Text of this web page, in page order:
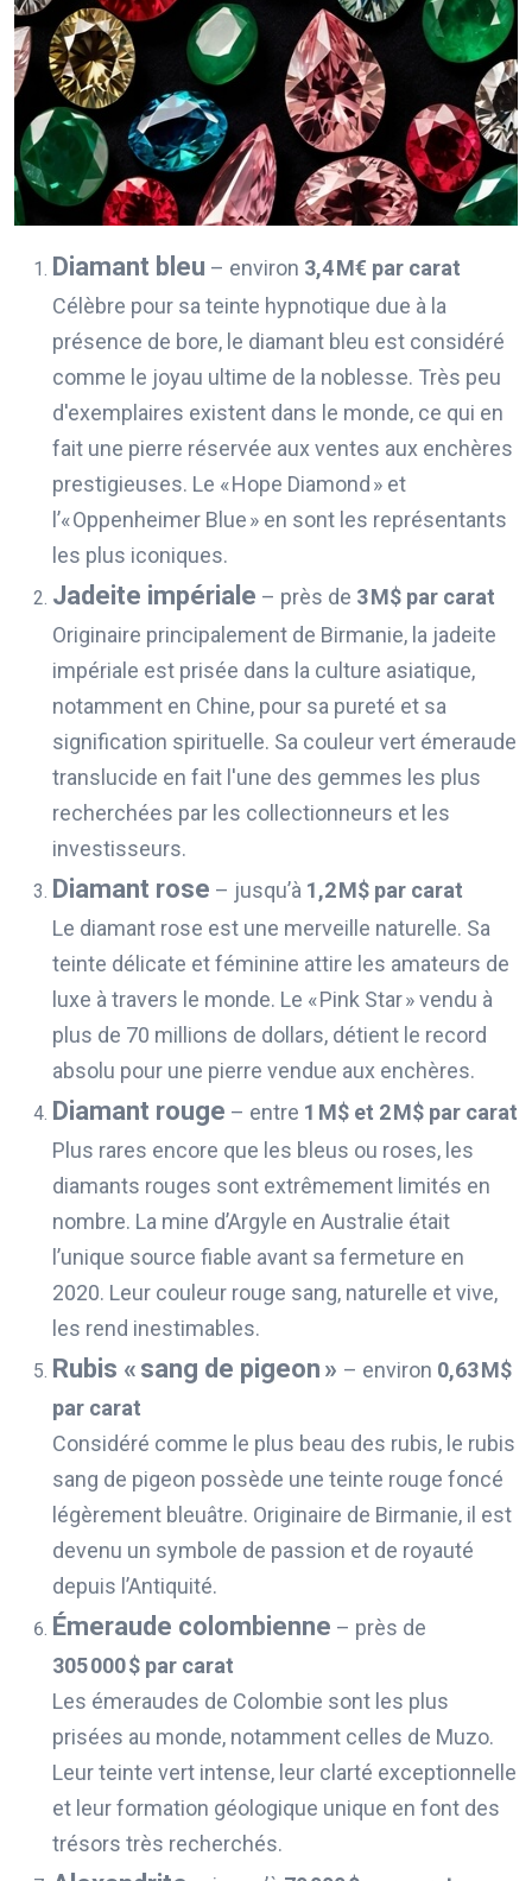
Diamant bleu – environ 3,4 M€ par carat
Célèbre pour sa teinte hypnotique due à la
présence de bore, le diamant bleu est considéré
comme le joyau ultime de la noblesse. Très peu
d'exemplaires existent dans le monde, ce qui en
fait une pierre réservée aux ventes aux enchères
prestigieuses. Le « Hope Diamond » et
l’« Oppenheimer Blue » en sont les représentants
les plus iconiques.
Jadeite impériale – près de 3 M$ par carat
Originaire principalement de Birmanie, la jadeite
impériale est prisée dans la culture asiatique,
notamment en Chine, pour sa pureté et sa
signification spirituelle. Sa couleur vert émeraude
translucide en fait l'une des gemmes les plus
recherchées par les collectionneurs et les
investisseurs.
Diamant rose – jusqu’à 1,2 M$ par carat
Le diamant rose est une merveille naturelle. Sa
teinte délicate et féminine attire les amateurs de
luxe à travers le monde. Le « Pink Star » vendu à
plus de 70 millions de dollars, détient le record
absolu pour une pierre vendue aux enchères.
Diamant rouge – entre 1 M$ et 2 M$ par carat
Plus rares encore que les bleus ou roses, les
diamants rouges sont extrêmement limités en
nombre. La mine d’Argyle en Australie était
l’unique source fiable avant sa fermeture en
2020. Leur couleur rouge sang, naturelle et vive,
les rend inestimables.
Rubis « sang de pigeon » – environ 0,63 M$
par carat
Considéré comme le plus beau des rubis, le rubis
sang de pigeon possède une teinte rouge foncé
légèrement bleuâtre. Originaire de Birmanie, il est
devenu un symbole de passion et de royauté
depuis l’Antiquité.
Émeraude colombienne – près de
305 000 $ par carat
Les émeraudes de Colombie sont les plus
prisées au monde, notamment celles de Muzo.
Leur teinte vert intense, leur clarté exceptionnelle
et leur formation géologique unique en font des
trésors très recherchés.